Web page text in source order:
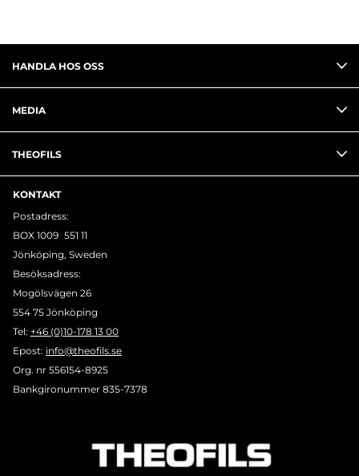
HANDLA HOS OSS
MEDIA
THEOFILS
KONTAKT
Postadress:
BOX 1009 551 11
Jönköping, Sweden
Besöksadress:
Mogölsvägen 26
554 75 Jönköping
Tel: +46 (0)10-178 13 00
Epost: info@theofils.se
Org. nr 556154-8925
Bankgironummer 835-7378